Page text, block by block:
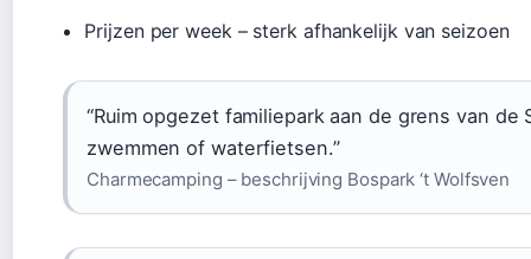
Prijzen per week – sterk afhankelijk van seizoen
“Ruim opgezet familiepark aan de grens van
zwemmen of waterfietsen.”
Charmecamping – beschrijving Bospark ‘t Wolfsven